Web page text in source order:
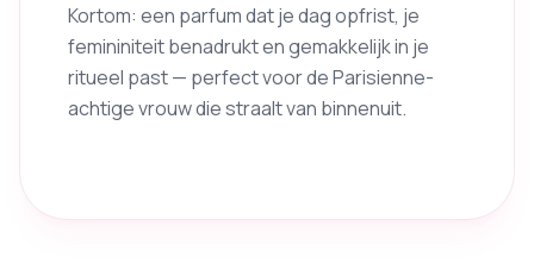
Kortom: een parfum dat je dag opfrist, je
femininiteit benadrukt en gemakkelijk in je
ritueel past — perfect voor de Parisienne-
achtige vrouw die straalt van binnenuit.